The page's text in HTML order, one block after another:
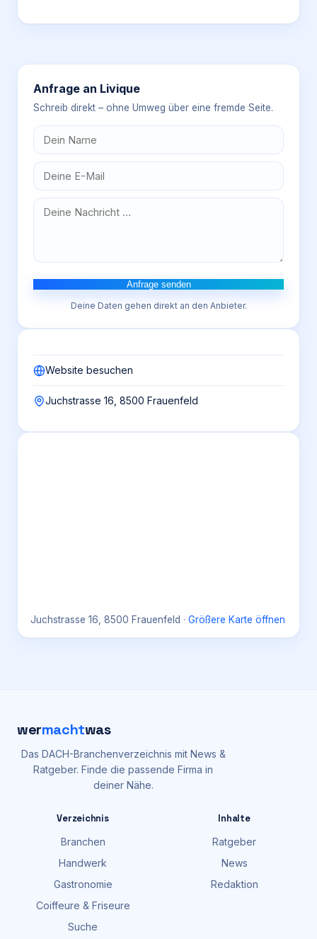
Anfrage an Livique
Schreib direkt – ohne Umweg über eine fremde Seite.
Anfrage senden
Deine Daten gehen direkt an den Anbieter.
Website besuchen
Juchstrasse 16, 8500 Frauenfeld
Juchstrasse 16, 8500 Frauenfeld · Größere Karte öffnen
wermachtwas
Das DACH-Branchenverzeichnis mit News &
Ratgeber. Finde die passende Firma in
deiner Nähe.
Verzeichnis
Branchen
Handwerk
Gastronomie
Coiffeure & Friseure
Suche
Inhalte
Ratgeber
News
Redaktion